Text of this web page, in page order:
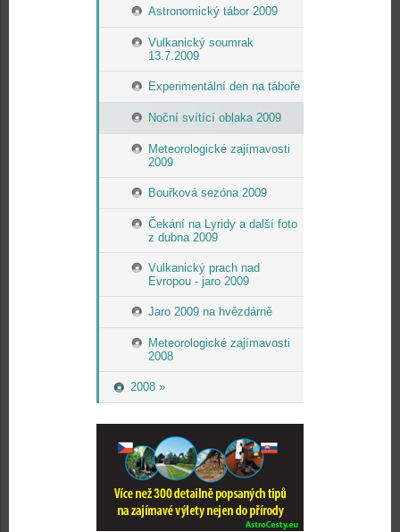
Astronomický tábor 2009
Vulkanický soumrak
13.7.2009
Experimentální den na táboře
Noční svítící oblaka 2009
Meteorologické zajímavosti
2009
Bouřková sezóna 2009
Čekání na Lyridy a další foto
z dubna 2009
Vulkanický prach nad
Evropou - jaro 2009
Jaro 2009 na hvězdárně
Meteorologické zajímavosti
2008
2008 »